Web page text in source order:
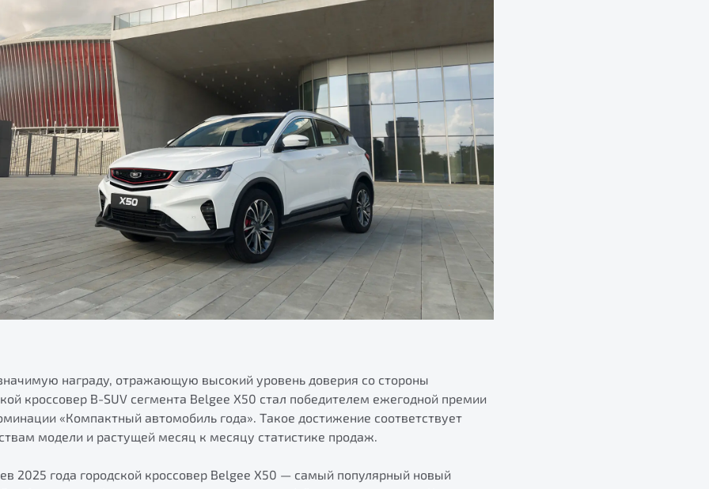
награду, отражающую высокий уровень доверия со стороны
кроссовер B-SUV сегмента Belgee Х50 стал победителем ежегодной премии
«Компактный автомобиль года». Такое достижение соответствует
модели и растущей месяц к месяцу статистике продаж.
2025 года городской кроссовер Belgee X50 — самый популярный новый